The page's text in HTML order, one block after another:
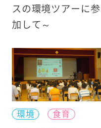
スの環境ツアーに参
加して～
環境
食育